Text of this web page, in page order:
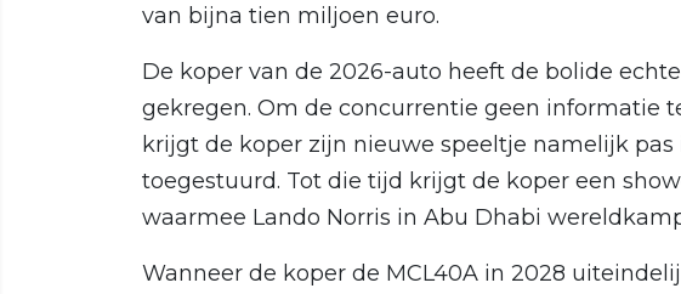
van bijna tien miljoen euro.
De koper van de 2026-auto heeft de bolide
gekregen. Om de concurrentie geen informatie
krijgt de koper zijn nieuwe speeltje namelijk
toegestuurd. Tot die tijd krijgt de koper een
waarmee Lando Norris in Abu Dhabi
Wanneer de koper de MCL40A in 2028